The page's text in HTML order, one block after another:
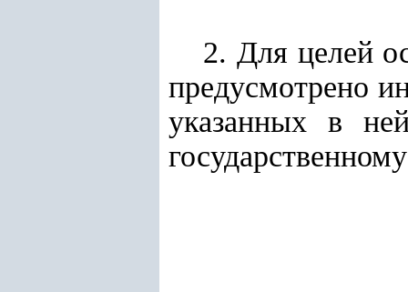
2. Для целей
предусмотрено
указанных в